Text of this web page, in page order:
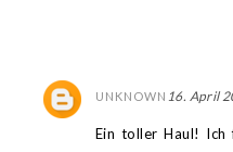
UNKNOWN 16. April
Ein toller Haul! Ich